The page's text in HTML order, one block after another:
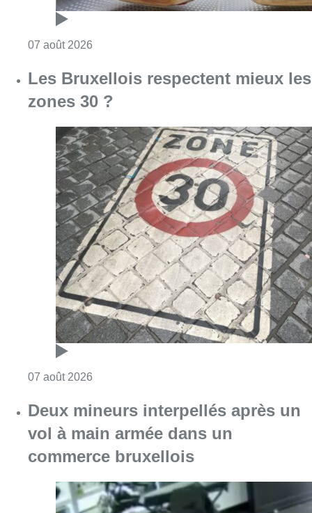
07 août 2026
Les Bruxellois respectent mieux les
zones 30 ?
07 août 2026
Deux mineurs interpellés après un
vol à main armée dans un
commerce bruxellois